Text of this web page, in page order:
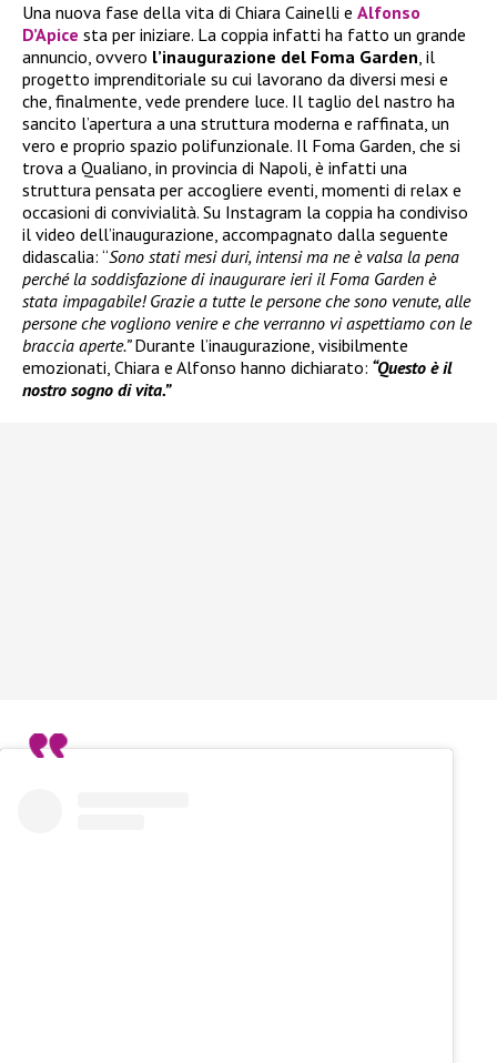
Una nuova fase della vita di Chiara Cainelli e Alfonso
D’Apice sta per iniziare. La coppia infatti ha fatto un grande
annuncio, ovvero l’inaugurazione del Foma Garden, il
progetto imprenditoriale su cui lavorano da diversi mesi e
che, finalmente, vede prendere luce. Il taglio del nastro ha
sancito l’apertura a una struttura moderna e raffinata, un
vero e proprio spazio polifunzionale. Il Foma Garden, che si
trova a Qualiano, in provincia di Napoli, è infatti una
struttura pensata per accogliere eventi, momenti di relax e
occasioni di convivialità. Su Instagram la coppia ha condiviso
il video dell’inaugurazione, accompagnato dalla seguente
didascalia: “Sono stati mesi duri, intensi ma ne è valsa la pena
perché la soddisfazione di inaugurare ieri il Foma Garden è
stata impagabile! Grazie a tutte le persone che sono venute, alle
persone che vogliono venire e che verranno vi aspettiamo con le
braccia aperte.”Durante l’inaugurazione, visibilmente
emozionati, Chiara e Alfonso hanno dichiarato: “Questo è il
nostro sogno di vita.”